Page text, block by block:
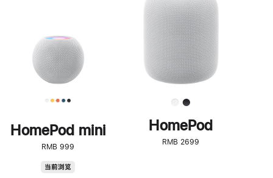
HomePod mini
RMB 999
当前浏览
了
解
HomePod<
HomePod
RMB 2699